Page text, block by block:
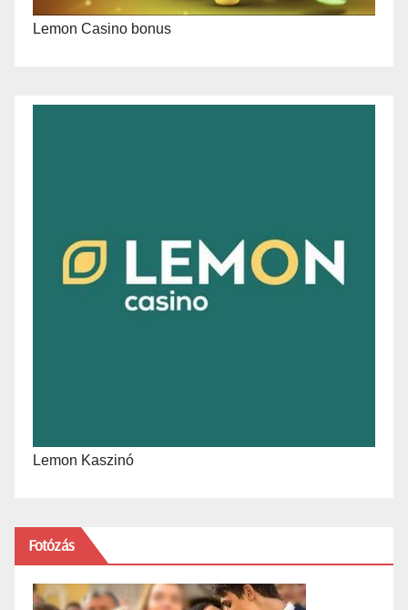
Lemon Casino bonus
Lemon Kaszinó
Fotózás